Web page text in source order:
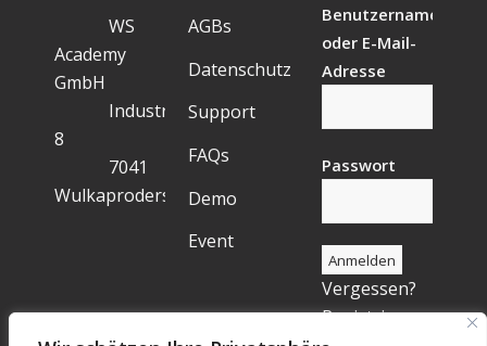
WS
Academy
GmbH
Industriegelände
8
7041
Wulkaprodersdorf
AGBs
Datenschutz
Support
FAQs
Demo
Event
Benutzername
oder E-Mail-
Adresse
Passwort
Vergessen?
Registrieren